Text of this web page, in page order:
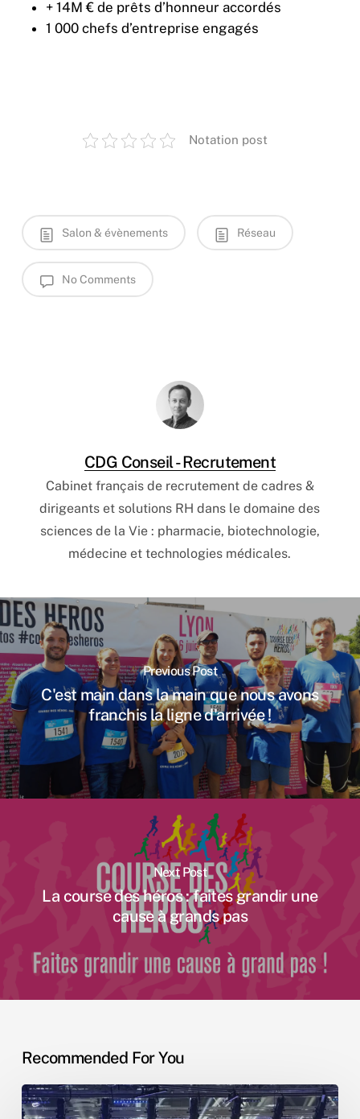
+ 14M € de prêts d’honneur accordés
1 000 chefs d’entreprise engagés
Notation post
Salon & évènements Réseau
No Comments
CDG Conseil - Recrutement
Cabinet français de recrutement de cadres &
dirigeants et solutions RH dans le domaine des
sciences de la Vie : pharmacie, biotechnologie,
médecine et technologies médicales.
Previous Post
C'est main dans la main que nous avons
franchis la ligne d'arrivée !
Next Post
La course des héros : faites grandir une
cause à grands pas
Recommended For You
WOMA
Forum